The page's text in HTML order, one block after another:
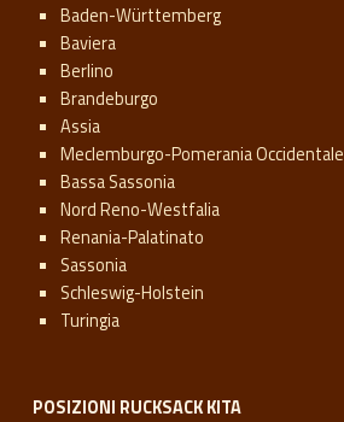
Baden-Württemberg
Baviera
Berlino
Brandeburgo
Assia
Meclemburgo-Pomerania Occidentale
Bassa Sassonia
Nord Reno-Westfalia
Renania-Palatinato
Sassonia
Schleswig-Holstein
Turingia
POSIZIONI RUCKSACK KITA